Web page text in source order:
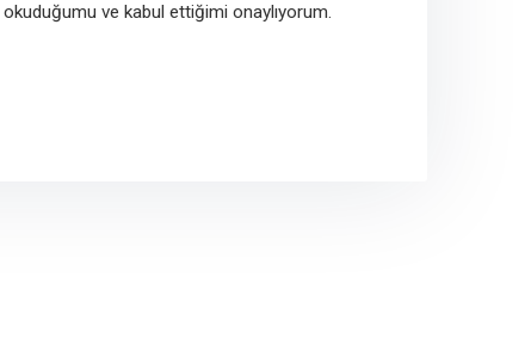
okuduğumu ve kabul ettiğimi onaylıyorum.